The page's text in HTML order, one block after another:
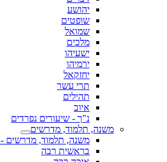
יהושע
שופטים
שמואל
מלכים
ישעיהו
ירמיהו
יחזקאל
תרי עשר
תהילים
איוב
נ"ך - שיעורים נפרדים
משנה, תלמוד, מדרשים
משנה, תלמוד, מדרשים -
בראשית רבה